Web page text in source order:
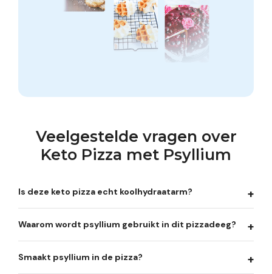
Veelgestelde vragen over
Keto Pizza met Psyllium
Is deze keto pizza echt koolhydraatarm?
Waarom wordt psyllium gebruikt in dit pizzadeeg?
Smaakt psyllium in de pizza?